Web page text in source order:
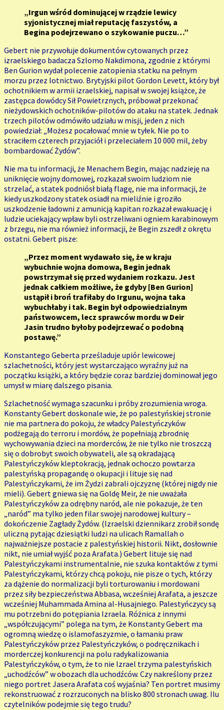
„Irgun wśród dominującej w rządzie lewicy
syjonistycznej miał reputację faszystów, a
Begina podejrzewano o szykowanie puczu…”
Gebert nie przywołuje dokumentów cytowanych przez
izraelskiego badacza Szlomo Nakdimona, zgodnie z którymi
Ben Gurion wydał polecenie zatopienia statku na pełnym
morzu przez lotnictwo. Brytyjski pilot Gordon Levett, który był
ochotnikiem w armii izraelskiej, napisał w swojej książce, że
zastępca dowódcy Sił Powietrznych, próbował przekonać
nieżydowskich ochotników-pilotów do ataku na statek. Jednak
trzech pilotów odmówiło udziału w misji, jeden z nich
powiedział: „Możesz pocałować mnie w tyłek. Nie po to
straciłem czterech przyjaciół i przeleciałem 10 000 mil, żeby
bombardować Żydów”.
Nie ma tu informacji, że Menachem Begin, mając nadzieję na
uniknięcie wojny domowej, rozkazał swoim ludziom nie
strzelać, a statek podniósł białą flagę, nie ma informacji, że
kiedy uszkodzony statek osiadł na mieliźnie i groziło
uszkodzenie ładowni z amunicją kapitan rozkazał ewakuację i
ludzie uciekający wpław byli ostrzeliwani ogniem karabinowym
z brzegu, nie ma również informacji, że Begin zszedł z okrętu
ostatni. Gebert pisze:
„Przez moment wydawało się, że w kraju
wybuchnie wojna domowa, Begin jednak
powstrzymał się przed wydaniem rozkazu. Jest
jednak całkiem możliwe, że gdyby [Ben Gurion]
ustąpił i broń trafiłaby do Irgunu, wojna taka
wybuchłaby i tak. Begin był odpowiedzialnym
państwowcem, lecz sprawców mordu w Deir
Jasin trudno byłoby podejrzewać o podobną
postawę.”
Konstantego Geberta prześladuje upiór lewicowej
szlachetności, który jest wystarczająco wyraźny już na
początku książki, a który będzie coraz bardziej dominował jego
umysł w miarę dalszego pisania.
Szlachetność wymaga szacunku i próby zrozumienia wroga.
Konstanty Gebert doskonale wie, że po palestyńskiej stronie
nie ma partnera do pokoju, że władcy Palestyńczyków
podżegają do terroru i mordów, że popełniają zbrodnię
wychowywania dzieci na morderców, że nie tylko nie troszczą
się o dobrobyt swoich obywateli, ale są okradającą
Palestyńczyków kleptokracją, jednak ochoczo powtarza
palestyńską propagandę o okupacji i lituje się nad
Palestyńczykami, że im Żydzi zabrali ojczyznę (której nigdy nie
mieli). Gebert gniewa się na Goldę Meir, że nie uważała
Palestyńczyków za odrębny naród, ale nie pokazuje, że ten
„naród” ma tylko jeden filar swojej narodowej kultury –
dokończenie Zagłady Żydów. (Izraelski dziennikarz zrobił sondę
uliczną pytając dziesiątki ludzi na ulicach Ramallah o
najważniejsze postacie z palestyńskiej historii. Nikt, dosłownie
nikt, nie umiał wyjść poza Arafata.) Gebert lituje się nad
Palestyńczykami instrumentalnie, nie szuka kontaktów z tymi
Palestyńczykami, którzy chcą pokoju, nie pisze o tych, którzy
za dążenie do normalizacji byli torturowaniu i mordowani
przez siły bezpieczeństwa Abbasa, wcześniej Arafata, a jeszcze
wcześniej Muhammada Amina al-Husajniego. Palestyńczycy są
mu potrzebni do potępiania Izraela. Różnica z innymi
„współczującymi” polega na tym, że Konstanty Gebert ma
ogromną wiedzę o islamofaszyzmie, o łamaniu praw
Palestyńczyków przez Palestyńczyków, o podręcznikach i
morderczej konkurencji na polu radykalizowania
Palestyńczyków, o tym, że to nie Izrael trzyma palestyńskich
„uchodźców” w obozach dla uchodźców. Czy nakreślony przez
niego portret Jasera Arafata coś wyjaśnia? Ten portret musimy
rekonstruować z rozrzuconych na blisko 800 stronach uwag. Ilu
czytelników podejmie się tego trudu?